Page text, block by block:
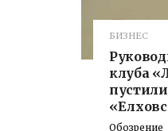
БИЗНЕС
клуба
Обозрение